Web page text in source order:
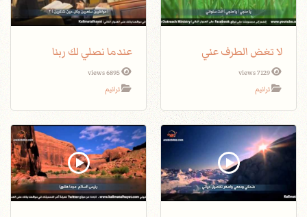
لا تغض الطرف عني
7129 views
ترانيم
عندما نصلي لك ربنا
6895 views
ترانيم